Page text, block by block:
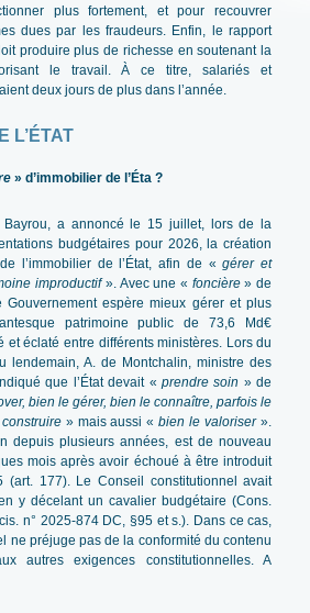
plus fortement, et pour recouvrer
dues par les fraudeurs. Enfin, le rapport
produire plus de richesse en soutenant la
le travail. À ce titre, salariés et
deux jours de plus dans l’année.
L’ÉTAT
» d’immobilier de l’Éta ?
Bayrou, a annoncé le 15 juillet, lors de la
budgétaires pour 2026, la création
l’immobilier de l’État, afin de «gérer et
improductif». Avec une « foncière» de
Gouvernement espère mieux gérer et plus
patrimoine public de 73,6 Md€
et éclaté entre différents ministères. Lors du
lendemain, A. de Montchalin, ministre des
que l’État devait « prendre soin » de
bien le gérer, bien le connaître, parfois le
» mais aussi «bien le valoriser».
depuis plusieurs années, est de nouveau
mois après avoir échoué à être introduit
(art. 177). Le Conseil constitutionnel avait
y décelant un cavalier budgétaire (Cons.
n° 2025-874 DC, §95 et s.). Dans ce cas,
ne préjuge pas de la conformité du contenu
autres exigences constitutionnelles. A